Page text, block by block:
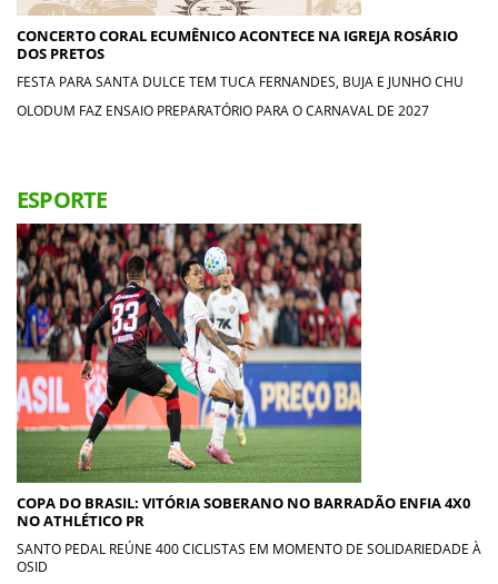
CONCERTO CORAL ECUMÊNICO ACONTECE NA IGREJA ROSÁRIO
DOS PRETOS
FESTA PARA SANTA DULCE TEM TUCA FERNANDES, BUJA E JUNHO CHU
OLODUM FAZ ENSAIO PREPARATÓRIO PARA O CARNAVAL DE 2027
ESPORTE
COPA DO BRASIL: VITÓRIA SOBERANO NO BARRADÃO ENFIA 4X0
NO ATHLÉTICO PR
SANTO PEDAL REÚNE 400 CICLISTAS EM MOMENTO DE SOLIDARIEDADE À
OSID